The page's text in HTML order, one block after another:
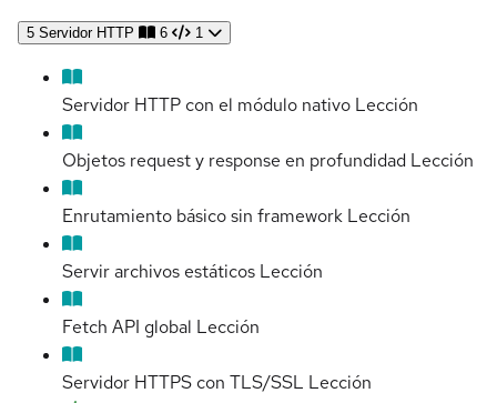
5 Servidor HTTP 6 1
Servidor HTTP con el módulo nativo Lección
Objetos request y response en profundidad Lección
Enrutamiento básico sin framework Lección
Servir archivos estáticos Lección
Fetch API global Lección
Servidor HTTPS con TLS/SSL Lección